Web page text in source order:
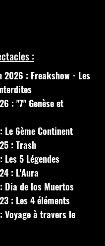
:
2026 : Freakshow - Les
: "7" Genèse et
Le 6ème Continent
: Trash
5 Légendes
: L'Aura
Dia de los Muertos
: Les 4 éléments
Voyage à travers le